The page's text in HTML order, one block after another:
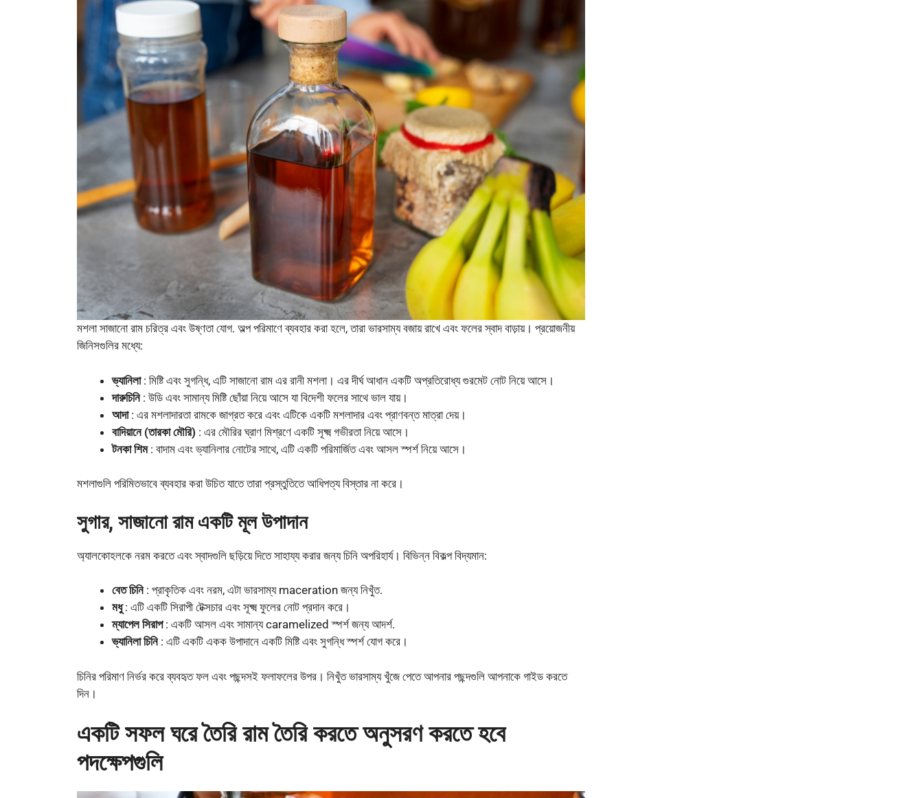
মশলা সাজানো রাম চরিত্র এবং উষ্ণতা যোগ. অল্প পরিমাণে ব্যবহার করা হলে, তারা ভারসাম্য বজায় রাখে এবং ফলের স্বাদ বাড়ায়। প্রয়োজনীয়
জিনিসগুলির মধ্যে:
ভ্যানিলা: মিষ্টি এবং সুগন্ধি, এটি সাজানো রাম এর রানী মশলা। এর দীর্ঘ আধান একটি অপ্রতিরোধ্য গুরমেট নোট নিয়ে আসে।
দারুচিনি: উডি এবং সামান্য মিষ্টি ছোঁয়া নিয়ে আসে যা বিদেশী ফলের সাথে ভাল যায়।
আদা: এর মশলাদারতা রামকে জাগ্রত করে এবং এটিকে একটি মশলাদার এবং প্রাণবন্ত মাত্রা দেয়।
বাদিয়ানে (তারকা মৌরি) : এর মৌরির ঘ্রাণ মিশ্রণে একটি সূক্ষ্ম গভীরতা নিয়ে আসে।
টনকা শিম: বাদাম এবং ভ্যানিলার নোটের সাথে, এটি একটি পরিমার্জিত এবং আসল স্পর্শ নিয়ে আসে।
মশলাগুলি পরিমিতভাবে ব্যবহার করা উচিত যাতে তারা প্রস্তুতিতে আধিপত্য বিস্তার না করে।
সুগার, সাজানো রাম একটি মূল উপাদান
অ্যালকোহলকে নরম করতে এবং স্বাদগুলি ছড়িয়ে দিতে সাহায্য করার জন্য চিনি অপরিহার্য। বিভিন্ন বিকল্প বিদ্যমান:
বেত চিনি: প্রাকৃতিক এবং নরম, এটা ভারসাম্য maceration জন্য নিখুঁত.
মধু: এটি একটি সিরাপী টেক্সচার এবং সূক্ষ্ম ফুলের নোট প্রদান করে।
ম্যাপেল সিরাপ: একটি আসল এবং সামান্য caramelized স্পর্শ জন্য আদর্শ.
ভ্যানিলা চিনি: এটি একটি একক উপাদানে একটি মিষ্টি এবং সুগন্ধি স্পর্শ যোগ করে।
চিনির পরিমাণ নির্ভর করে ব্যবহৃত ফল এবং পছন্দসই ফলাফলের উপর। নিখুঁত ভারসাম্য খুঁজে পেতে আপনার পছন্দগুলি আপনাকে গাইড করতে
দিন।
একটি সফল ঘরে তৈরি রাম তৈরি করতে অনুসরণ করতে হবে
পদক্ষেপগুলি